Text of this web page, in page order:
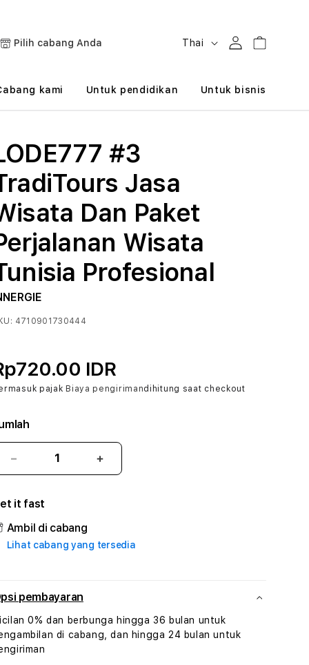
Pilih cabang Anda
B
h
Thai MasukKeranjang
kami Untuk pendidikan Untuk bisnis
#3
Jasa
Dan Paket
Wisata
Profesional
4710901730444
IDR
pajak Biaya pengirimandihitung saat checkout
Kurangi
jumlah
LODE777
#3
TradiTours
Jasa
Paket
Wisata
Tunisia
Profesional
Tambah
jumlah
TradiTours
Jasa
Wisata
Tunisia
it fast
Ambil di cabang
Lihat cabang yang tersedia
pembayaran
0% dan berbunga hingga 36 bulan untuk
di cabang, dan hingga 24 bulan untuk